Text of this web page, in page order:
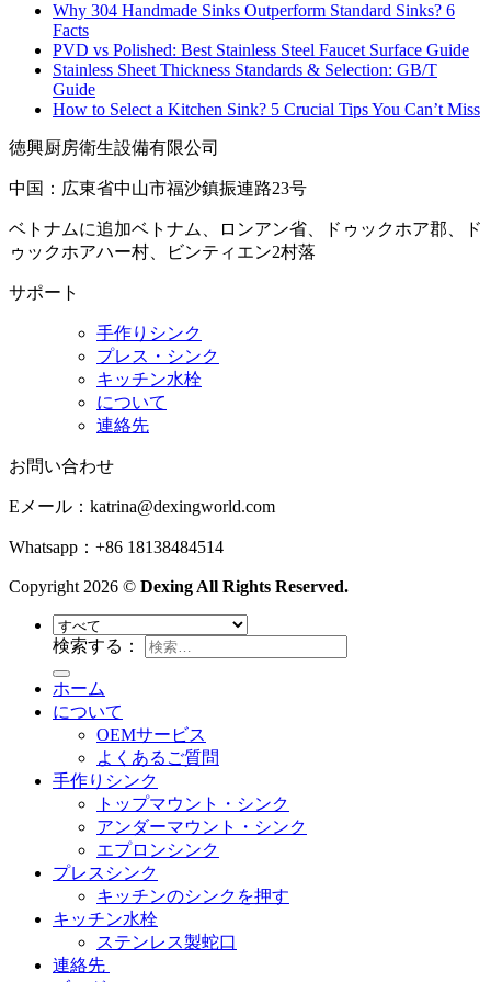
Why 304 Handmade Sinks Outperform Standard Sinks? 6
Facts
PVD vs Polished: Best Stainless Steel Faucet Surface Guide
Stainless Sheet Thickness Standards & Selection: GB/T
Guide
How to Select a Kitchen Sink? 5 Crucial Tips You Can’t Miss
徳興厨房衛生設備有限公司
中国：広東省中山市福沙鎮振連路23号
ベトナムに追加ベトナム、ロンアン省、ドゥックホア郡、ド
ゥックホアハー村、ビンティエン2村落
サポート
手作りシンク
プレス・シンク
キッチン水栓
について
連絡先
お問い合わせ
Eメール： katrina@dexingworld.com
Whatsapp：+86 18138484514
Copyright 2026 © Dexing All Rights Reserved.
検索する：
ホーム
について
OEMサービス
よくあるご質問
手作りシンク
トップマウント・シンク
アンダーマウント・シンク
エプロンシンク
プレスシンク
キッチンのシンクを押す
キッチン水栓
ステンレス製蛇口
連絡先